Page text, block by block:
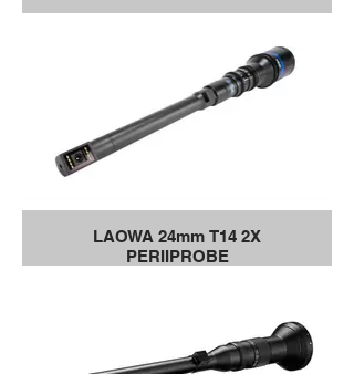
LAOWA 24mm T14 2X
PERIIPROBE